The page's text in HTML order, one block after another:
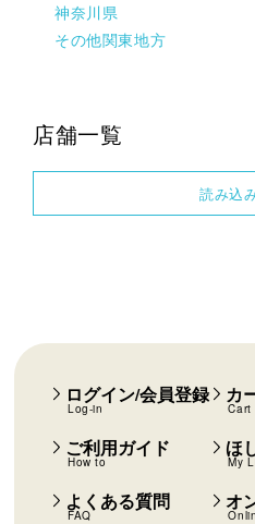
神奈川県
その他関東地方
店舗一覧
読み込
ログイン/会員登録
Log-in
カ
Cart
ご利用ガイド
How to
ほ
My
よくある質問
FAQ
オ